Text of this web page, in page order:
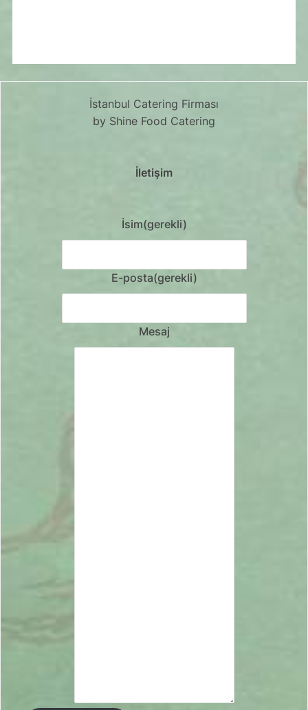
İstanbul Catering Firması
by Shine Food Catering
İletişim
İsim(gerekli)
E-posta(gerekli)
Mesaj